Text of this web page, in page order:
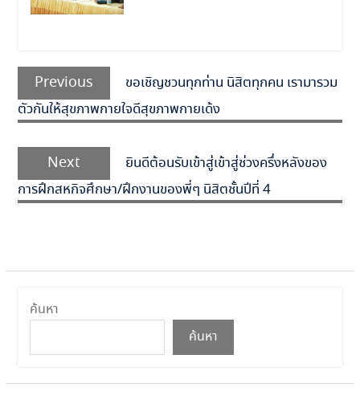
แนะแนว
เรื่อง
Previous
Previous
post:
ขอเชิญชวนทุกท่าน นิสิตทุกคน เรามารวม
ตัวกันให้สุขภาพกายใจดีสุขภาพกายเด้ง
Next
Next
post:
ยินดีต้อนรับเข้าสู่เข้าสู่ช่วงครึ่งหลังของ
การฝึกสหกิจศึกษา/ฝึกงานของพี่ๆ นิสิตชั้นปีที่ 4
ค้นหา
ค้นหา